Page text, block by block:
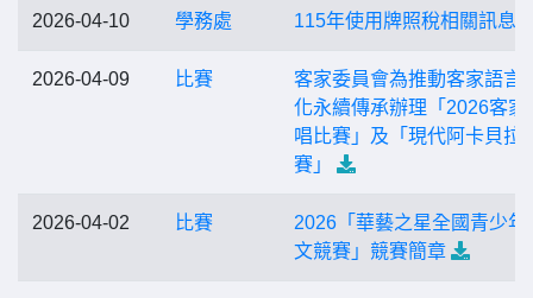
2026-04-10 學務處 115年使用牌照稅相關訊息
2026-04-09 比賽
客家委員會為推動客家語言
化永續傳承辦理「2026客家
唱比賽」及「現代阿卡貝拉
賽」
2026-04-02 比賽
2026「華藝之星全國青少年
文競賽」競賽簡章